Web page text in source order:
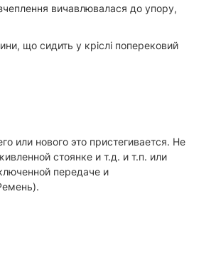
вичавлювалася до упору,
що сидить у кріслі поперековий
или нового это пристегивается. Не
стоянке и т.д. и т.п. или
передаче и